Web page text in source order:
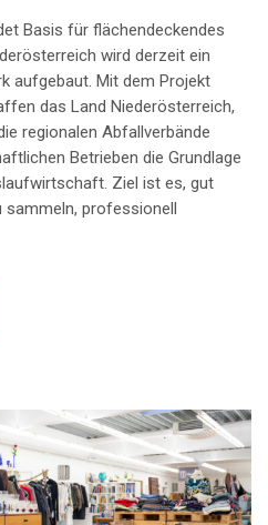
Basis für flächendeckendes
wird derzeit ein
aufgebaut. Mit dem Projekt
das Land Niederösterreich,
regionalen Abfallverbände
Betrieben die Grundlage
Ziel ist es, gut
sammeln, professionell